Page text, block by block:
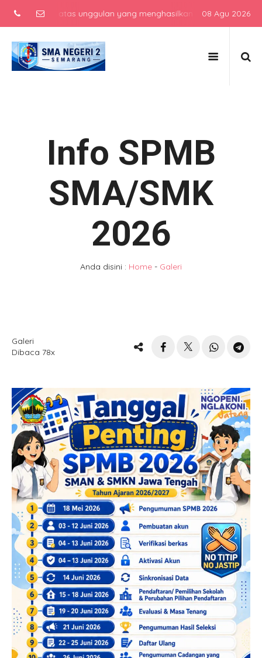
atas unggulan yang menghasilkan lulusan berkarakter,
08 Agu 2026
Info SPMB
SMA/SMK
2026
Anda disini : Home - Galeri
Galeri
Dibaca 78x